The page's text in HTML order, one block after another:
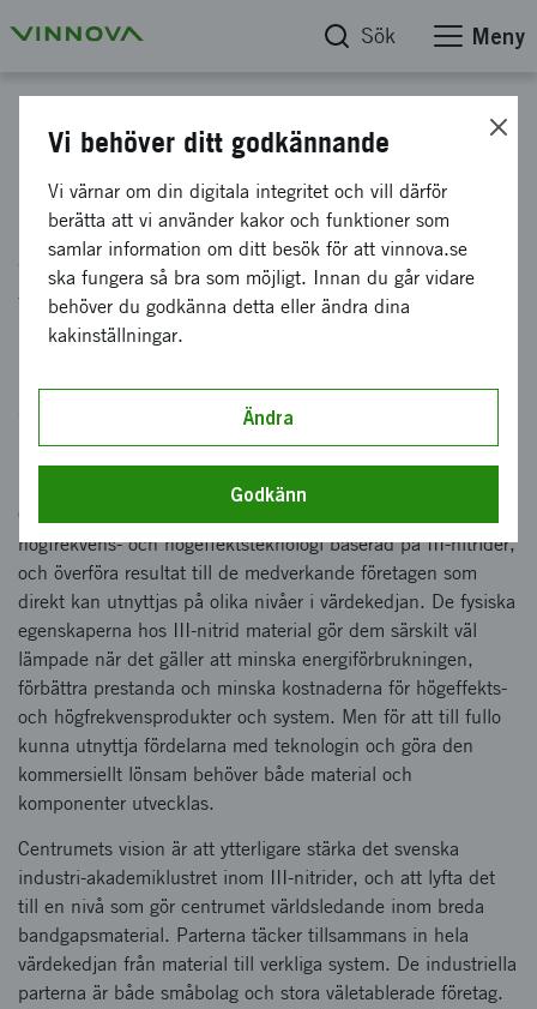
Sök Meny
Centrum för III-nitrid teknologi
Centrumet tar fram ny teknologi som kan
förbättra högfrekvens- och
högeffektskomponenter. Det kan bidra till att
av växthusgaser och det ökande beroendet av
mobil data.
Centrumets uppdrag är att utföra forskning inom
högfrekvens- och högeffektsteknologi baserad på III-nitrider,
och överföra resultat till de medverkande företagen som
direkt kan utnyttjas på olika nivåer i värdekedjan. De fysiska
egenskaperna hos III-nitrid material gör dem särskilt väl
lämpade när det gäller att minska energiförbrukningen,
förbättra prestanda och minska kostnaderna för högeffekts-
och högfrekvensprodukter och system. Men för att till fullo
kunna utnyttja fördelarna med teknologin och göra den
kommersiellt lönsam behöver både material och
komponenter utvecklas.
Centrumets vision är att ytterligare stärka det svenska
industri-akademiklustret inom III-nitrider, och att lyfta det
till en nivå som gör centrumet världsledande inom breda
bandgapsmaterial. Parterna täcker tillsammans in hela
värdekedjan från material till verkliga system. De industriella
parterna är både småbolag och stora väletablerade företag.
Vi behöver ditt godkännande
Vi värnar om din digitala integritet och vill därför
berätta att vi använder kakor och funktioner som
samlar information om ditt besök för att vinnova.se
ska fungera så bra som möjligt. Innan du går vidare
behöver du godkänna detta eller ändra dina
kakinställningar.
Ändra
Godkänn